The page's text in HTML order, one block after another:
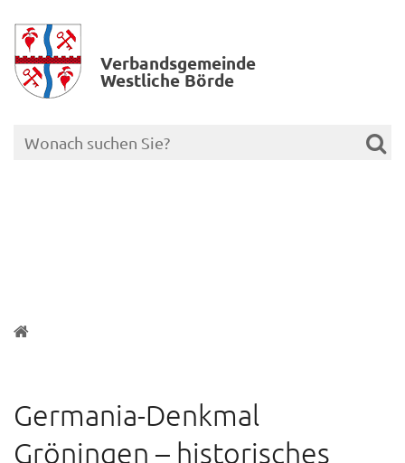
Verbands­gemeinde
Westliche Börde
Germania-Denkmal
Gröningen – historisches